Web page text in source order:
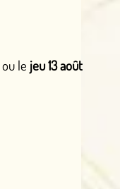
ou le jeu 13 août